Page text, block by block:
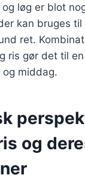
løg er blot
kan bruges
ret.
ris gør det til
middag.
og